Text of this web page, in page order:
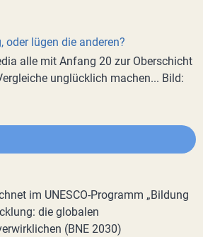
oder lügen die anderen?
alle mit Anfang 20 zur Oberschicht
unglücklich machen... Bild:
im UNESCO-Programm „Bildung
die globalen
(BNE 2030)